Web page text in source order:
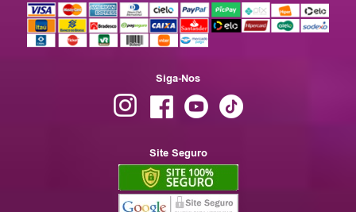
Siga-Nos
Site Seguro